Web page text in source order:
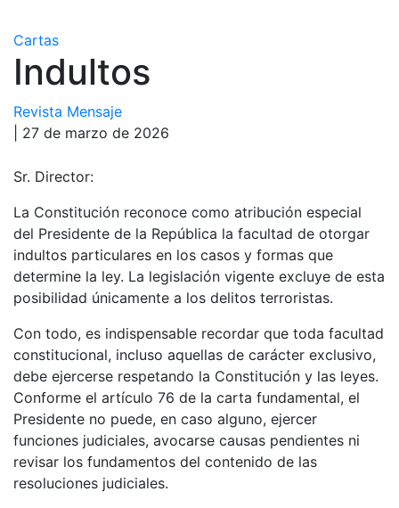
Cartas
Indultos
Revista Mensaje
| 27 de marzo de 2026
Sr. Director:
La Constitución reconoce como atribución especial
del Presidente de la República la facultad de otorgar
indultos particulares en los casos y formas que
determine la ley. La legislación vigente excluye de esta
posibilidad únicamente a los delitos terroristas.
Con todo, es indispensable recordar que toda facultad
constitucional, incluso aquellas de carácter exclusivo,
debe ejercerse respetando la Constitución y las leyes.
Conforme el artículo 76 de la carta fundamental, el
Presidente no puede, en caso alguno, ejercer
funciones judiciales, avocarse causas pendientes ni
revisar los fundamentos del contenido de las
resoluciones judiciales.